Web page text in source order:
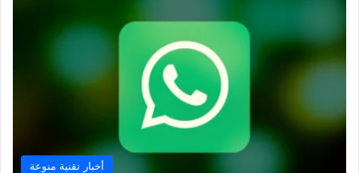
أخبار تقنية منوعة